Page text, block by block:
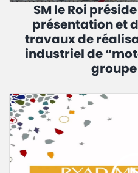
SM le Roi
présentation et
travaux de
industriel de